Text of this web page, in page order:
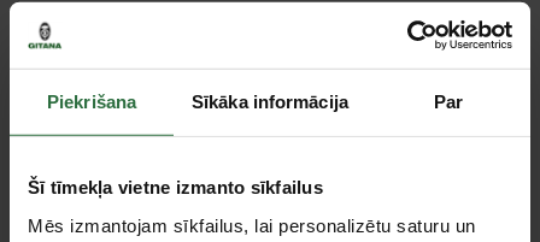
Piekrišana Sīkāka informācija Par
Šī tīmekļa vietne izmanto sīkfailus
Mēs izmantojam sīkfailus, lai personalizētu saturu un
Paziņot, kad prece ir pieejama